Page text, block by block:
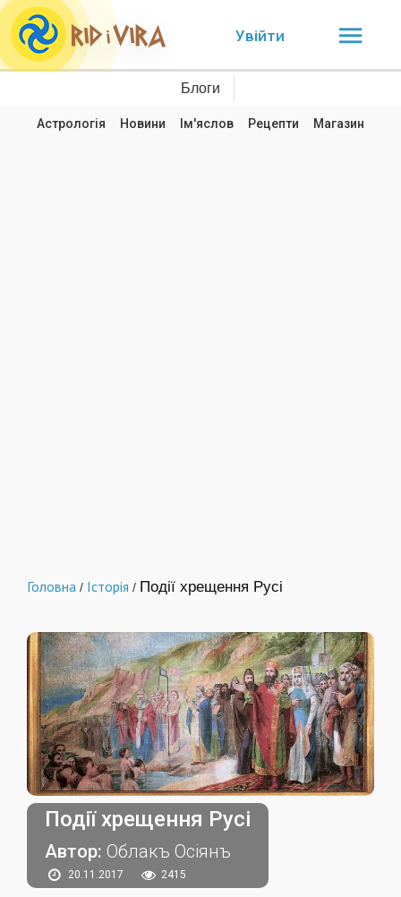
Увійти
Блоги
Астрологія Новини Ім'яслов Рецепти Магазин
Головна / Історія / Події хрещення Русі
Події хрещення Русі
Автор: Облакъ Осіянъ
20.11.2017 2415